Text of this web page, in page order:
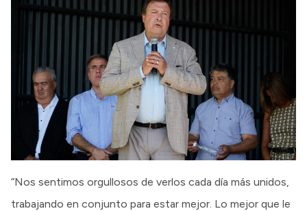
“Nos sentimos orgullosos de verlos cada día más unidos,
trabajando en conjunto para estar mejor. Lo mejor que le